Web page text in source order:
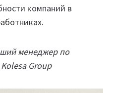
компаний в
менеджер по
Group